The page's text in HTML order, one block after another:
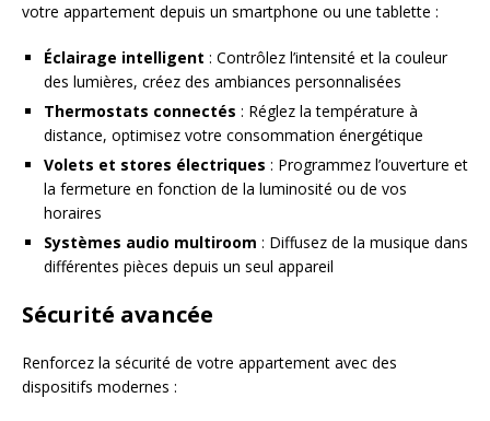
votre appartement depuis un smartphone ou une tablette :
Éclairage intelligent : Contrôlez l’intensité et la couleur
des lumières, créez des ambiances personnalisées
Thermostats connectés : Réglez la température à
distance, optimisez votre consommation énergétique
Volets et stores électriques : Programmez l’ouverture et
la fermeture en fonction de la luminosité ou de vos
horaires
Systèmes audio multiroom : Diffusez de la musique dans
différentes pièces depuis un seul appareil
Sécurité avancée
Renforcez la sécurité de votre appartement avec des
dispositifs modernes :